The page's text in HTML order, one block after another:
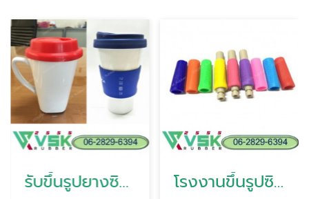
รับขึ้นรูปยางซิลิโคน โรงงานขึ้นรูปซิลิโคน